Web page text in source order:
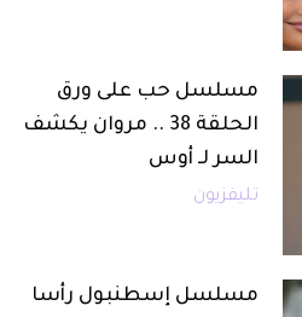
مسلسل حب على ورق
الحلقة 38 .. مروان يكشف
السر لـ أوس
تليفزيون
مسلسل إسطنبول رأسا